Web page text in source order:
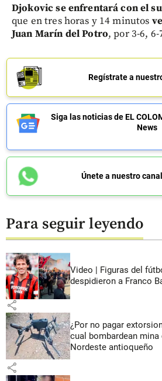
Djokovic se enfrentará con el
que en tres horas y 14 minutos
Juan Marín del Potro, por 3-6, 6-
Regístrate a
Siga las noticias de EL
News
Únete a nuestro
Para seguir leyendo
Video | Figuras del
despidieron a Franco
share
¿Por no pagar
cual bombardean mina
Nordeste antioqueño
share